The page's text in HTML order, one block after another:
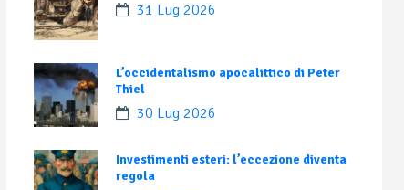
31 Lug 2026
L’occidentalismo apocalittico di Peter
Thiel
30 Lug 2026
Investimenti esteri: l’eccezione diventa
regola